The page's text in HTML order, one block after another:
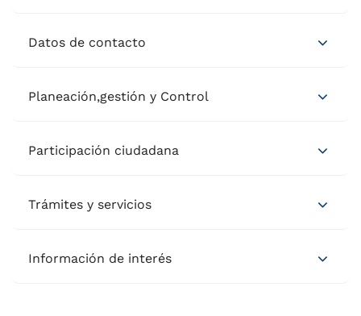
Datos de contacto
Planeación,gestión y Control
Participación ciudadana
Trámites y servicios
Información de interés